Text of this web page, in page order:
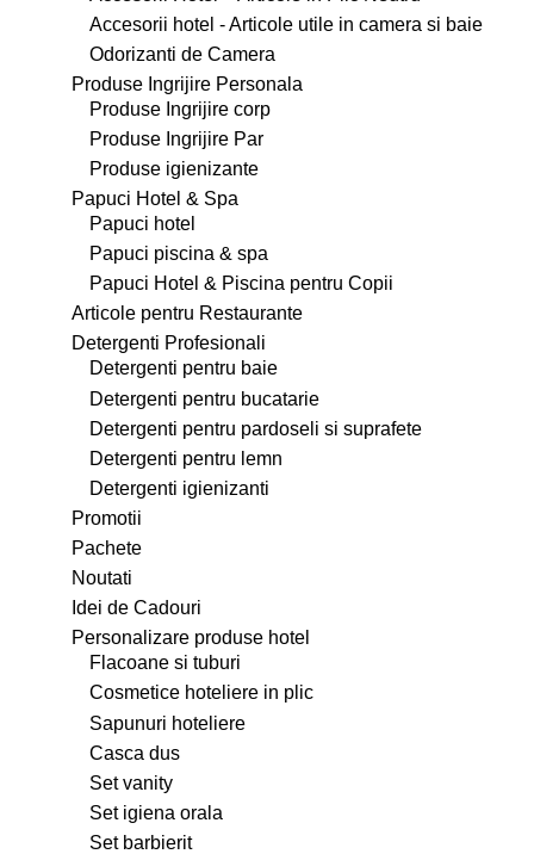
Accesorii hotel - Articole utile in camera si baie
Odorizanti de Camera
Produse Ingrijire Personala
Produse Ingrijire corp
Produse Ingrijire Par
Produse igienizante
Papuci Hotel & Spa
Papuci hotel
Papuci piscina & spa
Papuci Hotel & Piscina pentru Copii
Articole pentru Restaurante
Detergenti Profesionali
Detergenti pentru baie
Detergenti pentru bucatarie
Detergenti pentru pardoseli si suprafete
Detergenti pentru lemn
Detergenti igienizanti
Promotii
Pachete
Noutati
Idei de Cadouri
Personalizare produse hotel
Flacoane si tuburi
Cosmetice hoteliere in plic
Sapunuri hoteliere
Casca dus
Set vanity
Set igiena orala
Set barbierit